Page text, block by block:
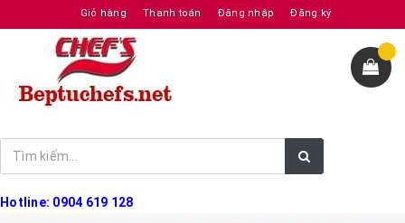
Giỏ hàng Thanh toán Đăng nhập Đăng ký
Hotline: 0904 619 128